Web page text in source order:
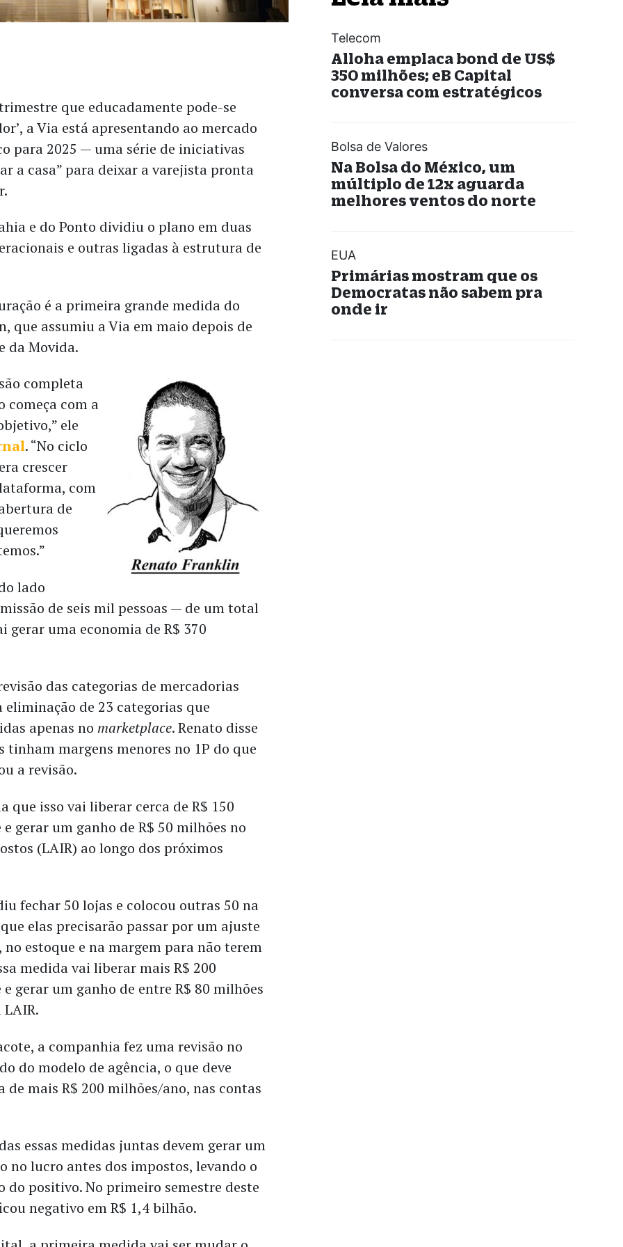
que educadamente pode-se
a Via está apresentando ao mercado
para 2025 — uma série de iniciativas
a casa” para deixar a varejista pronta
e do Ponto dividiu o plano em duas
e outras ligadas à estrutura de
é a primeira grande medida do
que assumiu a Via em maio depois de
da Movida.
completa
começa com a
ele
. “No ciclo
crescer
com
de
lado
de seis mil pessoas — de um total
gerar uma economia de R$ 370
das categorias de mercadorias
eliminação de 23 categorias que
apenas no marketplace. Renato disse
tinham margens menores no 1P do que
a revisão.
que isso vai liberar cerca de R$ 150
gerar um ganho de R$ 50 milhões no
(LAIR) ao longo dos próximos
fechar 50 lojas e colocou outras 50 na
elas precisarão passar por um ajuste
estoque e na margem para não terem
medida vai liberar mais R$ 200
gerar um ganho de entre R$ 80 milhões
LAIR.
a companhia fez uma revisão no
do modelo de agência, o que deve
de mais R$ 200 milhões/ano, nas contas
essas medidas juntas devem gerar um
no lucro antes dos impostos, levando o
do positivo. No primeiro semestre deste
negativo em R$ 1,4 bilhão.
Telecom
Alloha emplaca bond de US$
350 milhões; eB Capital
conversa com estratégicos
Bolsa de Valores
Na Bolsa do México, um
múltiplo de 12x aguarda
melhores ventos do norte
EUA
Primárias mostram que os
Democratas não sabem pra
onde ir